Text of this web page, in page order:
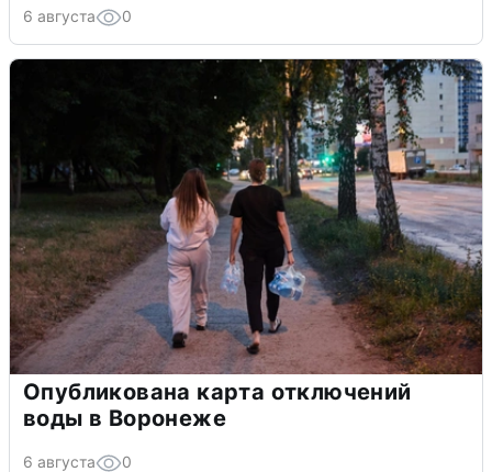
6 августа 0
Опубликована карта отключений
воды в Воронеже
6 августа 0